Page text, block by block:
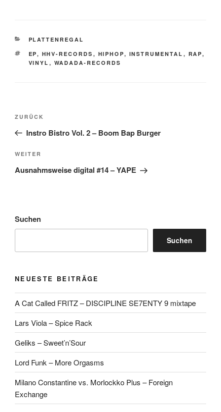
KATEGORIEN
PLATTENREGAL
SCHLAGWÖRTER
EP, HHV-RECORDS , HIPHOP, INSTRUMENTAL , RAP,
VINYL , WADADA-RECORDS
Beitragsnavigation
Vorheriger
Beitrag
ZURÜCK
Instro Bistro Vol. 2 – Boom Bap Burger
Nächster
Beitrag
WEITER
Ausnahmsweise digital #14 – YAPE
Suchen
Suchen
NEUESTE BEITRÄGE
A Cat Called FRITZ – DISCIPLINE SE7ENTY 9 mixtape
Lars Viola – Spice Rack
Geliks – Sweet’n’Sour
Lord Funk – More Orgasms
Milano Constantine vs. Morlockko Plus – Foreign
Exchange